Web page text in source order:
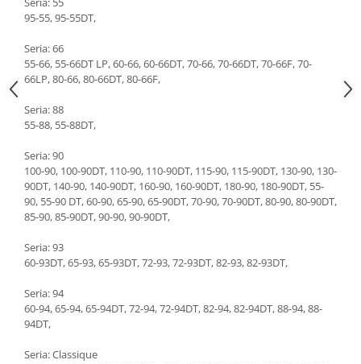
Etrieri
Placute de frana
Pompa de frana - cilindru de frana
Frana utilaje
Supapa franare
Kit reparatii
Cabluri frana
Rezervor lichid de frana
Lichid de frana
Antigel frane
Piese fara categorie
Garnituri utilaje
Abtibilduri - Etichete
Girofar
Piese electrice
Piese Lamborghini
Piese Same
Piese Renault
Piese Hurlimann
Piese Zetor
Piese Ausa
Piese Sennebogen
Piese Still
Piese Timberjack
Piese Valmet Valtra
Piese Vogele
Piese Yuchai
95-55, 95-55DT,
Seria: 66
55-66, 55-66DT LP, 60-66, 60-66DT, 70-66, 70-66DT, 70-66F, 70-
66LP, 80-66, 80-66DT, 80-66F,
Seria: 88
55-88, 55-88DT,
Seria: 90
100-90, 100-90DT, 110-90, 110-90DT, 115-90, 115-90DT, 130-90, 130-
90DT, 140-90, 140-90DT, 160-90, 160-90DT, 180-90, 180-90DT, 55-
90, 55-90 DT, 60-90, 65-90, 65-90DT, 70-90, 70-90DT, 80-90, 80-90DT,
85-90, 85-90DT, 90-90, 90-90DT,
Seria: 93
60-93DT, 65-93, 65-93DT, 72-93, 72-93DT, 82-93, 82-93DT,
Seria: 94
60-94, 65-94, 65-94DT, 72-94, 72-94DT, 82-94, 82-94DT, 88-94, 88-
94DT,
Seria: Classique